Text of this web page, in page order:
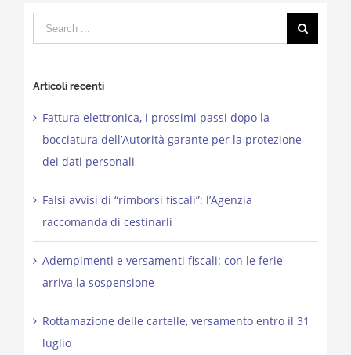
Search
for:
Articoli recenti
Fattura elettronica, i prossimi passi dopo la
bocciatura dell’Autorità garante per la protezione
dei dati personali
Falsi avvisi di “rimborsi fiscali”: l’Agenzia
raccomanda di cestinarli
Adempimenti e versamenti fiscali: con le ferie
arriva la sospensione
Rottamazione delle cartelle, versamento entro il 31
luglio